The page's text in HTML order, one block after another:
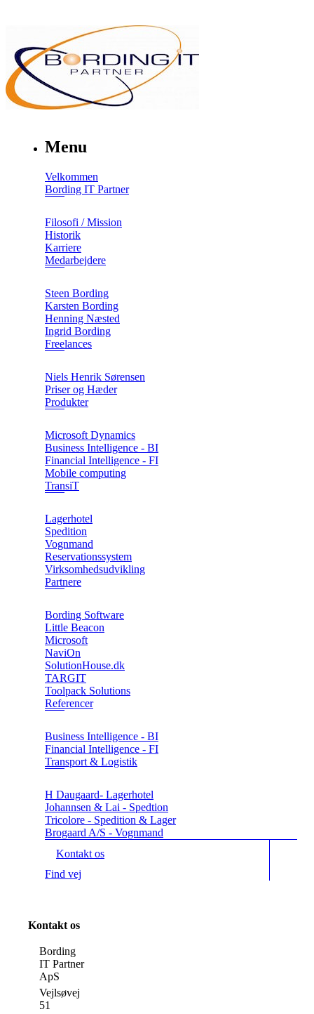
Menu
Velkommen
Bording IT Partner
Filosofi / Mission
Historik
Karriere
Medarbejdere
Steen Bording
Karsten Bording
Henning Næsted
Ingrid Bording
Freelances
Niels Henrik Sørensen
Priser og Hæder
Produkter
Microsoft Dynamics
Business Intelligence - BI
Financial Intelligence - FI
Mobile computing
TransiT
Lagerhotel
Spedition
Vognmand
Reservationssystem
Virksomhedsudvikling
Partnere
Bording Software
Little Beacon
Microsoft
NaviOn
SolutionHouse.dk
TARGIT
Toolpack Solutions
Referencer
Business Intelligence - BI
Financial Intelligence - FI
Transport & Logistik
H Daugaard- Lagerhotel
Johannsen & Lai - Spedtion
Tricolore - Spedition & Lager
Brogaard A/S - Vognmand
Kontakt os
Find vej
Kontakt os
Bording
IT Partner
ApS
Vejlsøvej
51